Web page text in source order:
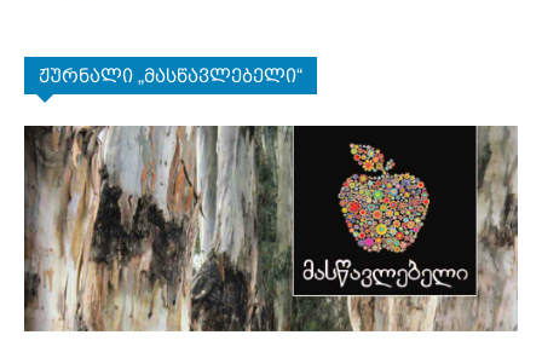
ჟურნალი „მასწავლებელი“